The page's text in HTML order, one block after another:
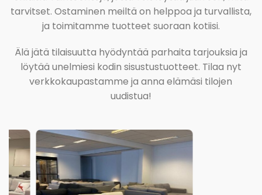
tarvitset. Ostaminen meiltä on helppoa ja turvallista,
ja toimitamme tuotteet suoraan kotiisi.
Älä jätä tilaisuutta hyödyntää parhaita tarjouksia ja
löytää unelmiesi kodin sisustustuotteet. Tilaa nyt
verkkokaupastamme ja anna elämäsi tilojen
uudistua!